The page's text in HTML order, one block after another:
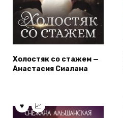
Холостяк со стажем —
Анастасия Сиалана